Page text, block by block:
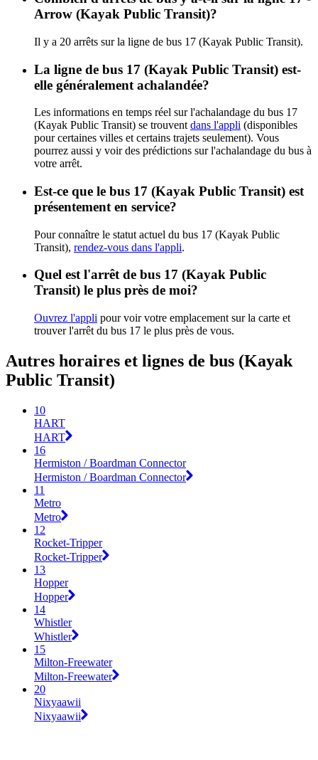
Arrow (Kayak Public Transit)?
Il y a 20 arrêts sur la ligne de bus 17 (Kayak Public Transit).
La ligne de bus 17 (Kayak Public Transit) est-
elle généralement achalandée?
Les informations en temps réel sur l'achalandage du bus 17
(Kayak Public Transit) se trouvent dans l'appli (disponibles
pour certaines villes et certains trajets seulement). Vous
pourrez aussi y voir des prédictions sur l'achalandage du bus à
votre arrêt.
Est-ce que le bus 17 (Kayak Public Transit) est
présentement en service?
Pour connaître le statut actuel du bus 17 (Kayak Public
Transit), rendez-vous dans l'appli.
Quel est l'arrêt de bus 17 (Kayak Public
Transit) le plus près de moi?
Ouvrez l'appli pour voir votre emplacement sur la carte et
trouver l'arrêt du bus 17 le plus près de vous.
Autres horaires et lignes de bus (Kayak
Public Transit)
10
HART
HART
16
Hermiston / Boardman Connector
Hermiston / Boardman Connector
11
Metro
Metro
12
Rocket-Tripper
Rocket-Tripper
13
Hopper
Hopper
14
Whistler
Whistler
15
Milton-Freewater
Milton-Freewater
20
Nixyaawii
Nixyaawii